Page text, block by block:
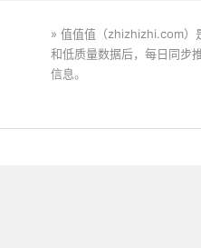
» 值值值（zhizhizhi.com）
和低质量数据后，每日同步
信息。